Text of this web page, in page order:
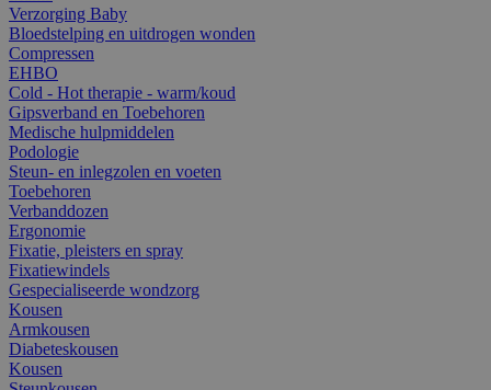
Verzorging Baby
Bloedstelping en uitdrogen wonden
Compressen
EHBO
Cold - Hot therapie - warm/koud
Gipsverband en Toebehoren
Medische hulpmiddelen
Podologie
Steun- en inlegzolen en voeten
Toebehoren
Verbanddozen
Ergonomie
Fixatie, pleisters en spray
Fixatiewindels
Gespecialiseerde wondzorg
Kousen
Armkousen
Diabeteskousen
Kousen